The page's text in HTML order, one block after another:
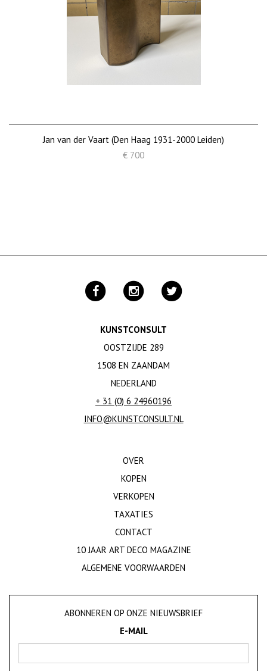
Jan van der Vaart (Den Haag 1931-2000 Leiden)
€ 700
KUNSTCONSULT
OOSTZIJDE 289
1508 EN ZAANDAM
NEDERLAND
+ 31 (0) 6 24960196
INFO@KUNSTCONSULT.NL
OVER
KOPEN
VERKOPEN
TAXATIES
CONTACT
10 JAAR ART DECO MAGAZINE
ALGEMENE VOORWAARDEN
ABONNEREN OP ONZE NIEUWSBRIEF
E-MAIL